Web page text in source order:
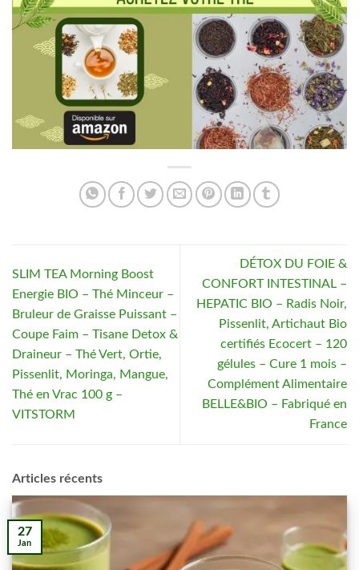
SLIM TEA Morning Boost
Energie BIO – Thé Minceur –
Bruleur de Graisse Puissant –
Coupe Faim – Tisane Detox &
Draineur – Thé Vert, Ortie,
Pissenlit, Moringa, Mangue,
Thé en Vrac 100 g –
VITSTORM
DÉTOX DU FOIE &
CONFORT INTESTINAL –
HEPATIC BIO – Radis Noir,
Pissenlit, Artichaut Bio
certifiés Ecocert – 120
gélules – Cure 1 mois –
Complément Alimentaire
BELLE&BIO – Fabriqué en
France
Articles récents
27
Jan